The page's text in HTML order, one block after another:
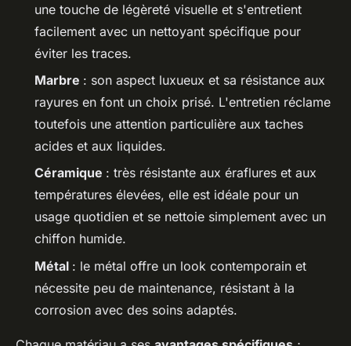
une touche de légèreté visuelle et s'entretient
facilement avec un nettoyant spécifique pour
éviter les traces.
Marbre : son aspect luxueux et sa résistance aux
rayures en font un choix prisé. L'entretien réclame
toutefois une attention particulière aux taches
acides et aux liquides.
Céramique : très résistante aux éraflures et aux
températures élevées, elle est idéale pour un
usage quotidien et se nettoie simplement avec un
chiffon humide.
Métal : le métal offre un look contemporain et
nécessite peu de maintenance, résistant à la
corrosion avec des soins adaptés.